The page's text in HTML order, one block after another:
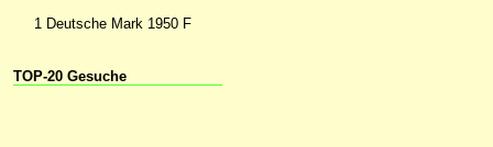
1 Deutsche Mark 1950 F
TOP-20 Gesuche